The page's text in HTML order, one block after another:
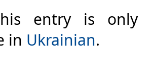
entry is only
in Ukrainian.